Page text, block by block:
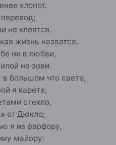
хлопот.
не клеятся.
жизнь назватся.
ни в любви,
не зови.
большом что свете,
я карете,
стекло,
от Дюкло;
я из фарфору,
майору: